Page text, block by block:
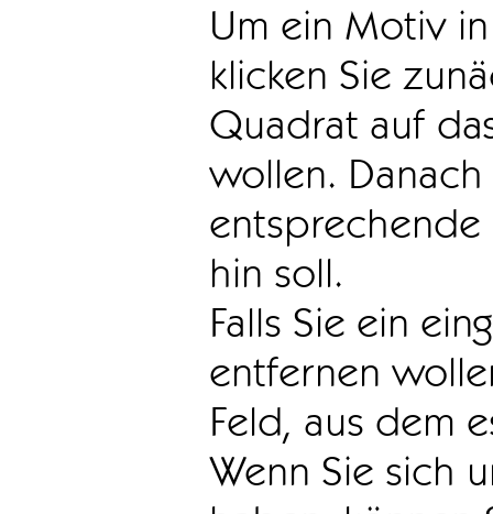
Um ein Motiv
klicken Sie
Quadrat auf
wollen.
hin soll.
Falls Sie ein
entfernen
Feld, aus dem
Wenn Sie sich